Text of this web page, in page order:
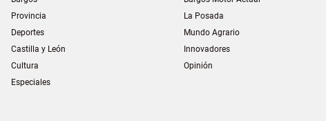
Provincia
Deportes
Castilla y León
Cultura
Especiales
La Posada
Mundo Agrario
Innovadores
Opinión